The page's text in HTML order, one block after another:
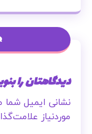
دیدگاهتان را
نشانی ایمیل
موردنیاز